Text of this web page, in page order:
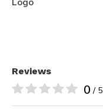
Reviews
0 / 5